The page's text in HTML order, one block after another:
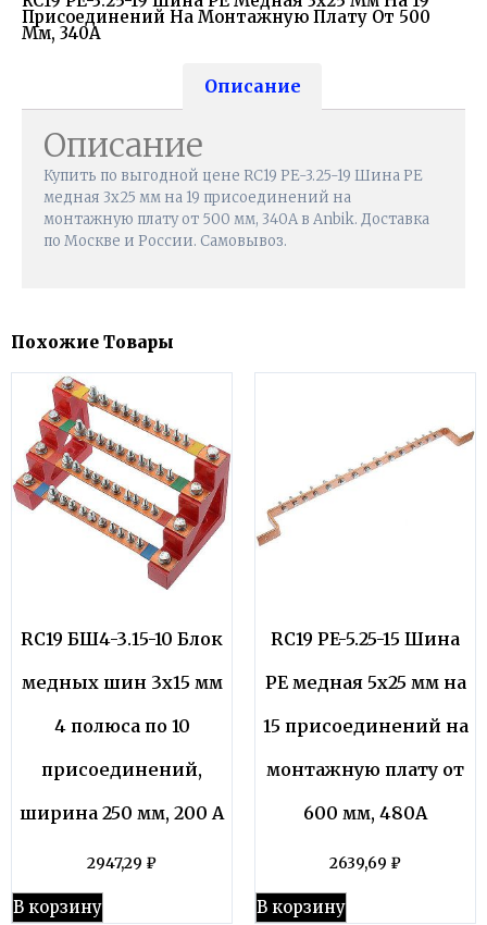
Присоединений На Монтажную Плату От 500
Мм, 340А
Описание
Описание
Купить по выгодной цене RC19 PE-3.25-19 Шина PE
медная 3х25 мм на 19 присоединений на
монтажную плату от 500 мм, 340А в Anbik. Доставка
по Москве и России. Самовывоз.
Похожие Товары
RC19 БШ4-3.15-10 Блок
медных шин 3х15 мм
4 полюса по 10
присоединений,
ширина 250 мм, 200 А
2947,29 ₽
В корзину
RC19 PE-5.25-15 Шина
PE медная 5х25 мм на
15 присоединений на
монтажную плату от
600 мм, 480А
2639,69 ₽
В корзину